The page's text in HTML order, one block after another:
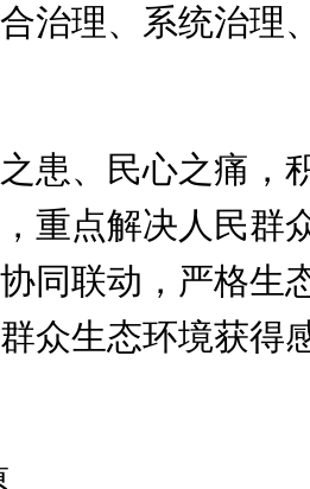
治理、系统治理
患、民心之痛，
重点解决人民群
同联动，严格生
众生态环境获得